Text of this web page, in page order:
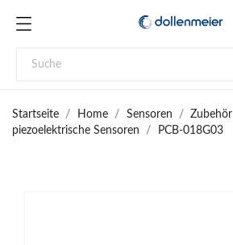
Startseite Home Sensoren Zubehör
piezoelektrische Sensoren
PCB-018G03